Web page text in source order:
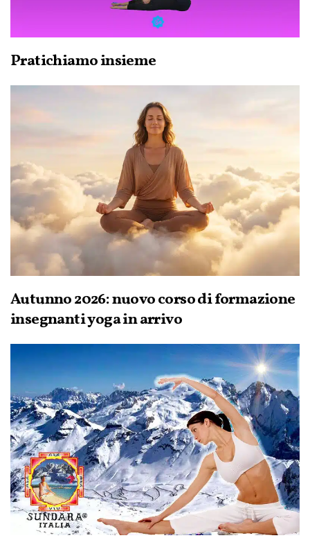
Pratichiamo insieme
Autunno 2026: nuovo corso di formazione
insegnanti yoga in arrivo